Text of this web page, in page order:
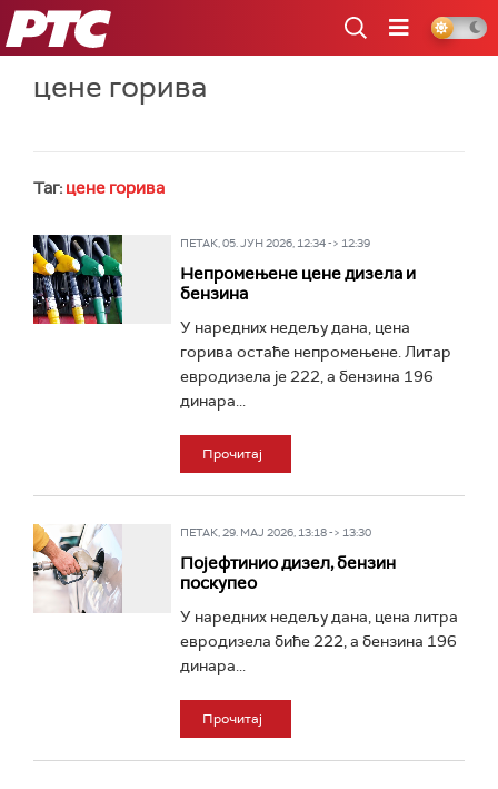
РТС
цене горива
Таг: цене горива
ПЕТАК, 05. ЈУН 2026, 12:34 -> 12:39
Непромењене цене дизела и
бензина
У наредних недељу дана, цена
горива остаће непромењене. Литар
евродизела је 222, а бензина 196
динара...
Прочитај
ПЕТАК, 29. МАЈ 2026, 13:18 -> 13:30
Појефтинио дизел, бензин
поскупео
У наредних недељу дана, цена литра
евродизела биће 222, а бензина 196
динара...
Прочитај